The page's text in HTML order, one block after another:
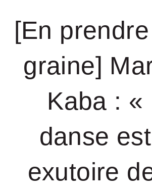
[En
graine]
Kaba : «
danse
exutoire